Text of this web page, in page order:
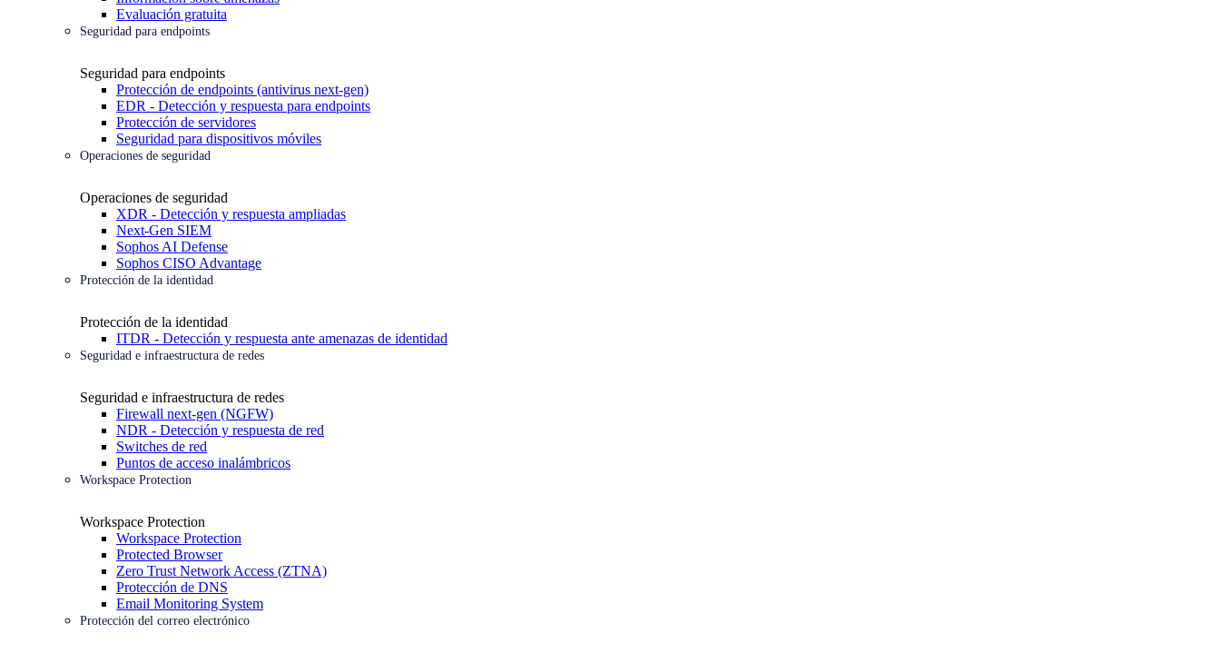
Evaluación gratuita
Seguridad para endpoints
Seguridad para endpoints
Protección de endpoints (antivirus next-gen)
EDR - Detección y respuesta para endpoints
Protección de servidores
Seguridad para dispositivos móviles
Operaciones de seguridad
Operaciones de seguridad
XDR - Detección y respuesta ampliadas
Next-Gen SIEM
Sophos AI Defense
Sophos CISO Advantage
Protección de la identidad
Protección de la identidad
ITDR - Detección y respuesta ante amenazas de identidad
Seguridad e infraestructura de redes
Seguridad e infraestructura de redes
Firewall next-gen (NGFW)
NDR - Detección y respuesta de red
Switches de red
Puntos de acceso inalámbricos
Workspace Protection
Workspace Protection
Workspace Protection
Protected Browser
Zero Trust Network Access (ZTNA)
Protección de DNS
Email Monitoring System
Protección del correo electrónico